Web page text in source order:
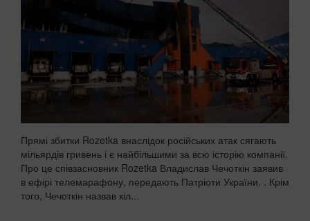
Прямі збитки Rozetka внаслідок російських атак сягають
мільярдів гривень і є найбільшими за всю історію компанії.
Про це співзасновник Rozetka Владислав Чечоткін заявив
в ефірі телемарафону, передають Патріоти України. . Крім
того, Чечоткін назвав кіл...